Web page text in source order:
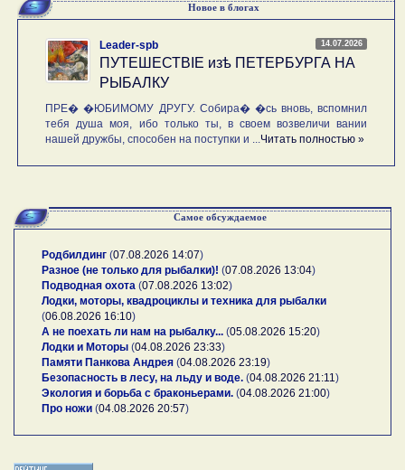
Новое в блогах
14.07.2026
Leader-spb
ПУТЕШЕСТВIE изѣ ПЕТЕРБУРГА НА
РЫБАЛКУ
ПРЕ� �ЮБИМОМУ ДРУГУ. Собира� �сь вновь, вспомнил
тебя душа моя, ибо только ты, в своем возвеличи вании
нашей дружбы, способен на поступки и ... Читать полностью »
Самое обсуждаемое
Родбилдинг (07.08.2026 14:07)
Разное (не только для рыбалки)! (07.08.2026 13:04)
Подводная охота (07.08.2026 13:02)
Лодки, моторы, квадроциклы и техника для рыбалки
(06.08.2026 16:10)
А не поехать ли нам на рыбалку... (05.08.2026 15:20)
Лодки и Моторы (04.08.2026 23:33)
Памяти Панкова Андрея (04.08.2026 23:19)
Безопасность в лесу, на льду и воде. (04.08.2026 21:11 )
Экология и борьба с браконьерами. (04.08.2026 21:00)
Про ножи (04.08.2026 20:57)